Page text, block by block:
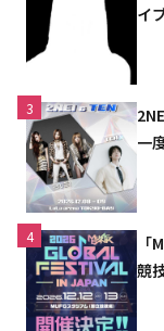
イ
3
一
4
競